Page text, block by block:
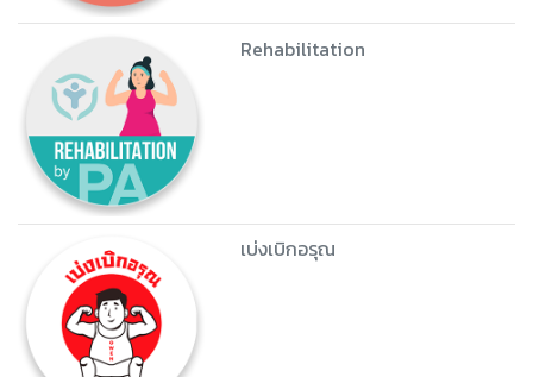
Rehabilitation
เบ่งเบิกอรุณ